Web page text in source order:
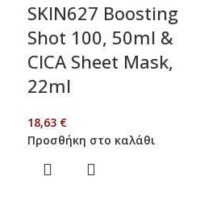
SKIN627 Boosting
Shot 100, 50ml &
CICA Sheet Mask,
22ml
18,63 €
Προσθήκη στο καλάθι